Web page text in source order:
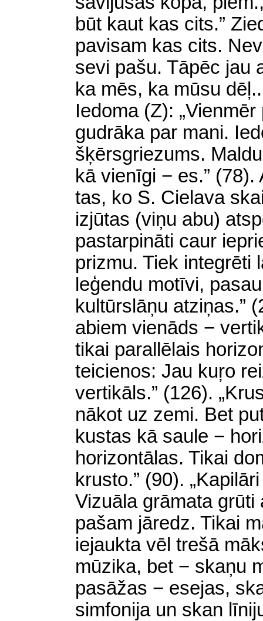
būt kaut kas cits.”
pavisam kas cits.
sevi pašu. Tāpēc jau
ka mēs, ka mūsu
Iedoma (Z):
gudrāka par mani.
šķērsgriezums.
kā vienīgi − es.”
tas, ko S. Cielava
izjūtas (viņu abu)
pastarpināti caur
prizmu. Tiek integrēti
leģendu motīvi,
kultūrslāņu atziņas.”
abiem vienāds −
tikai parallēlais
teicienos: Jau kuŗo
vertikāls.” (126).
nākot uz zemi. Bet
kustas kā saule −
horizontālas. Tikai
krusto.” (90).
Vizuāla grāmata
pašam jāredz. Tikai
iejaukta vēl trešā
mūzika, bet − skaņu
pasāžas − esejas,
simfonija un skan